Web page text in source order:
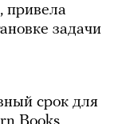
привела
задачи
срок для